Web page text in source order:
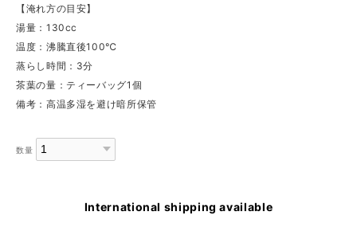
【淹れ方の目安】
湯量：130cc
温度：沸騰直後100℃
蒸らし時間：3分
茶葉の量：ティーバッグ1個
備考：高温多湿を避け暗所保管
数量
International shipping available